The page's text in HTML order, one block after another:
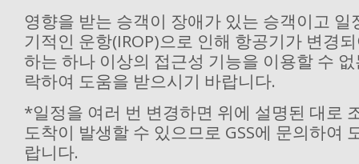
영향을 받는 승객이 장애가 있는 승객이고 일
기적인 운항(IROP)으로 인해 항공기가 변경
하는 하나 이상의 접근성 기능을 이용할 수 없
락하여 도움을 받으시기 바랍니다.
*일정을 여러 번 변경하면 위에 설명된 대로
도착이 발생할 수 있으므로 GSS에 문의하여
랍니다.